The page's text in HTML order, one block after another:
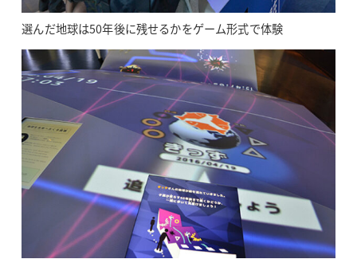
選んだ地球は50年後に残せるかをゲーム形式で体験